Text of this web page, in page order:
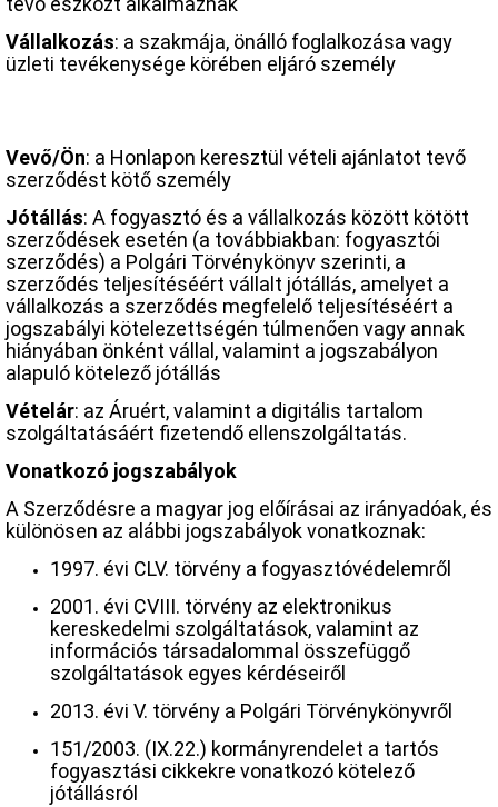
Vállalkozás: a szakmája, önálló foglalkozása vagy
üzleti tevékenysége körében eljáró személy
Vevő/Ön: a Honlapon keresztül vételi ajánlatot tevő
szerződést kötő személy
Jótállás: A fogyasztó és a vállalkozás között kötött
szerződések esetén (a továbbiakban: fogyasztói
szerződés) a Polgári Törvénykönyv szerinti, a
szerződés teljesítéséért vállalt jótállás, amelyet a
vállalkozás a szerződés megfelelő teljesítéséért a
jogszabályi kötelezettségén túlmenően vagy annak
hiányában önként vállal, valamint a jogszabályon
alapuló kötelező jótállás
Vételár: az Áruért, valamint a digitális tartalom
szolgáltatásáért fizetendő ellenszolgáltatás.
Vonatkozó jogszabályok
A Szerződésre a magyar jog előírásai az irányadóak, és
különösen az alábbi jogszabályok vonatkoznak:
1997. évi CLV. törvény a fogyasztóvédelemről
2001. évi CVIII. törvény az elektronikus
kereskedelmi szolgáltatások, valamint az
információs társadalommal összefüggő
szolgáltatások egyes kérdéseiről
2013. évi V. törvény a Polgári Törvénykönyvről
151/2003. (IX.22.) kormányrendelet a tartós
fogyasztási cikkekre vonatkozó kötelező
jótállásról